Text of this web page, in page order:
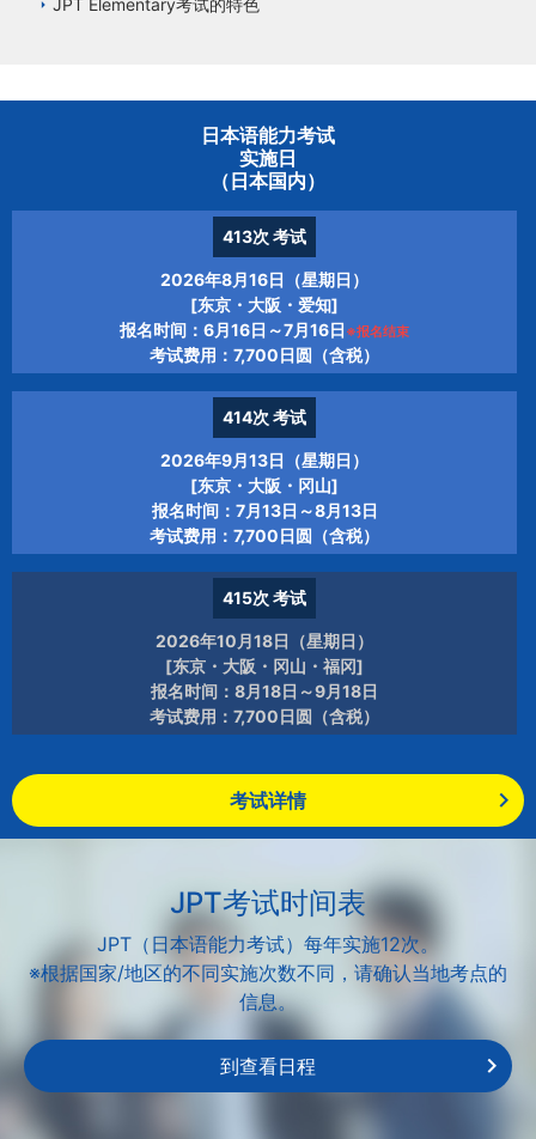
JPT Elementary考试的特色
日本语能力考试
实施日
（日本国内）
413次 考试
2026年8月16日（星期日）
[东京・大阪・爱知]
报名时间：6月16日～7月16日 ※报名结束
考试费用：7,700日圆（含税）
414次 考试
2026年9月13日（星期日）
[东京・大阪・冈山]
报名时间：7月13日～8月13日
考试费用：7,700日圆（含税）
415次 考试
2026年10月18日（星期日）
[东京・大阪・冈山・福冈]
报名时间：8月18日～9月18日
考试费用：7,700日圆（含税）
考试详情
JPT考试时间表
JPT（日本语能力考试）每年实施12次。
※根据国家/地区的不同实施次数不同，请确认当地考点的
信息。
到查看日程